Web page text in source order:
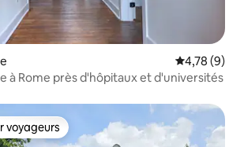
Note
4,78 (9)
à Rome près d'hôpitaux et d'universités
parmi les plus aimés
voyageurs